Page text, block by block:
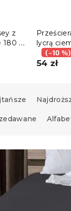
z
180 x
lycrą
180 x
(–10 %)
54 zł